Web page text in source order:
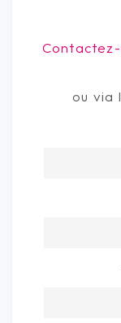
Contactez-
ou via